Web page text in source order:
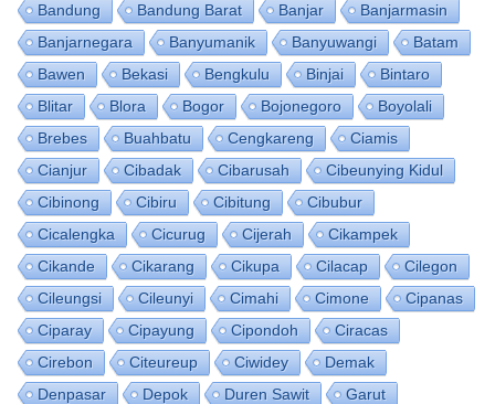
Bandung
Bandung Barat Banjar
Banjarmasin
Banjarnegara
Banyumanik Banyuwangi
Batam
Bawen
Bekasi Bengkulu Binjai
Bintaro
Blitar
Blora Bogor Bojonegoro
Boyolali
Brebes
Buahbatu Cengkareng
Ciamis
Cianjur
Cibadak Cibarusah
Cibeunying Kidul
Cibinong
Cibiru Cibitung
Cibubur
Cicalengka
Cicurug Cijerah
Cikampek
Cikande
Cikarang Cikupa Cilacap
Cilegon
Cileungsi
Cileunyi Cimahi Cimone
Cipanas
Ciparay
Cipayung Cipondoh
Ciracas
Cirebon
Citeureup Ciwidey
Demak
Denpasar
Depok Duren Sawit
Garut